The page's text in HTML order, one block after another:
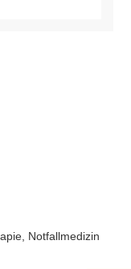
Notfallmedizin